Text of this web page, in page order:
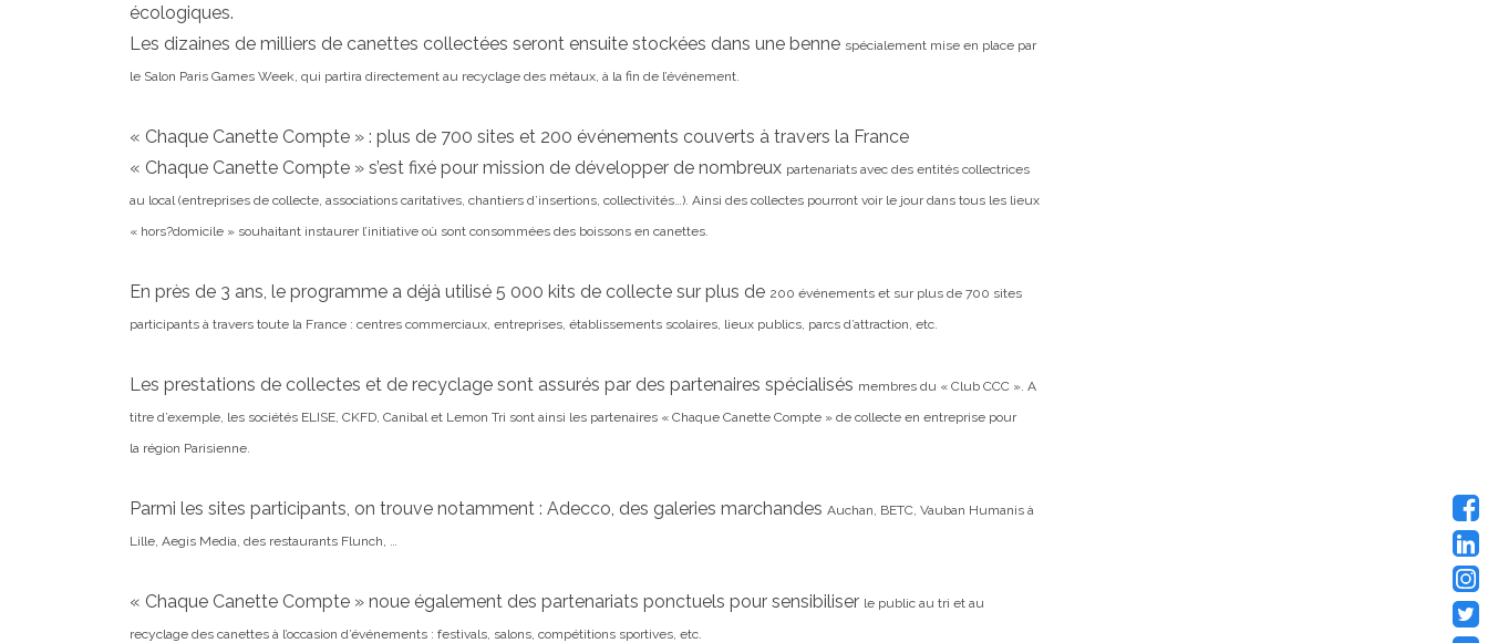
écologiques.
Les dizaines de milliers de canettes collectées seront ensuite stockées dans une benne spécialement mise en place par
le Salon Paris Games Week, qui partira directement au recyclage des métaux, à la fin de l’événement.
« Chaque Canette Compte » : plus de 700 sites et 200 événements couverts à travers la France
« Chaque Canette Compte » s’est fixé pour mission de développer de nombreux partenariats avec des entités collectrices
au local (entreprises de collecte, associations caritatives, chantiers d’insertions, collectivités…). Ainsi des collectes pourront voir le jourdans tous les lieux
« hors?domicile » souhaitant instaurer l’initiative où sont consommées des boissons en canettes.
En près de 3 ans, le programme a déjà utilisé 5 000 kits de collecte sur plus de 200 événements et sur plus de 700 sites
participants à travers toute la France : centres commerciaux, entreprises, établissements scolaires, lieux publics, parcs d’attraction, etc.
Les prestations de collectes et de recyclage sont assurés par des partenaires spécialisés membres du « Club CCC ». A
titre d’exemple, les sociétés ELISE, CKFD, Canibal et Lemon Tri sont ainsi les partenaires « Chaque Canette Compte » de collecte en entreprise pour
la région Parisienne.
Parmi les sites participants, on trouve notamment : Adecco, des galeries marchandes Auchan, BETC, Vauban Humanis à
Lille, Aegis Media, des restaurants Flunch, …
« Chaque Canette Compte » noue également des partenariats ponctuels pour sensibiliser le public au tri et au
recyclage des canettes à l’occasion d’événements : festivals, salons, compétitions sportives, etc.